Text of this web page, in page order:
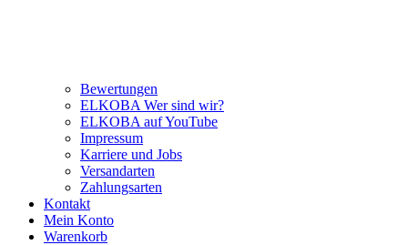
Bewertungen
ELKOBA Wer sind wir?
ELKOBA auf YouTube
Impressum
Karriere und Jobs
Versandarten
Zahlungsarten
Kontakt
Mein Konto
Warenkorb